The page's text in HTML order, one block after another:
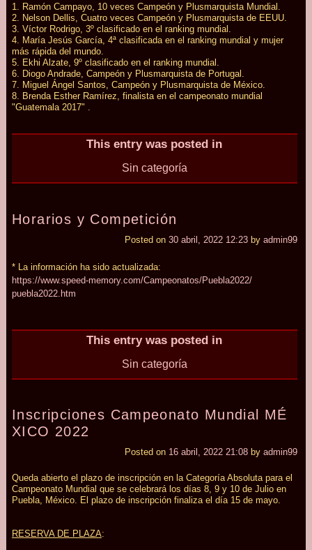
1. Ramón Campayo, 10 veces Campeón y Plusmarquista Mundial.
2. Nelson Dellis, Cuatro veces Campeón y Plusmarquista de EEUU.
3. Víctor Rodrigo, 3º clasificado en el ranking mundial.
4. María Jesús García, 4ª clasificada en el ranking mundial y mujer
más rápida del mundo.
5. Ekhi Alzate, 9º clasificado en el ranking mundial.
6. Diogo Andrade, Campeón y Plusmarquista de Portugal.
7. Miguel Ángel Santos, Campeón y Plusmarquista de México.
8. Brenda Esther Ramírez, finalista en el campeonato mundial
"Guatemala 2017" .
This entry was posted in
Sin categoría
Horarios y Competición
Posted on 30 abril, 2022 12:23 by admin99
* La información ha sido actualizada:
https://www.speed-memory.com/Campeonatos/Puebla2022/
puebla2022.htm
This entry was posted in
Sin categoría
Inscripciones Campeonato Mundial MÉ
XI CO 2022
Posted on 16 abril, 2022 21:08 by admin99
Queda abierto el plazo de inscripción en la Categoría Absoluta para el
Campeonato Mundial que se celebrará los días 8, 9 y 10 de Julio en
Puebla, México. El plazo de inscripción finaliza el día 15 de mayo.
RESERVA DE PLAZA: